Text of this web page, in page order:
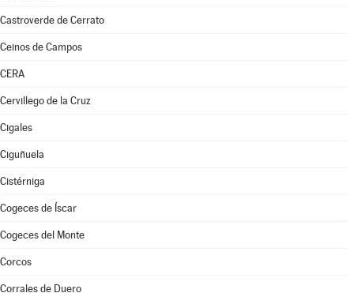
Castroverde de Cerrato
Ceinos de Campos
CERA
Cervillego de la Cruz
Cigales
Ciguñuela
Cistérniga
Cogeces de Íscar
Cogeces del Monte
Corcos
Corrales de Duero